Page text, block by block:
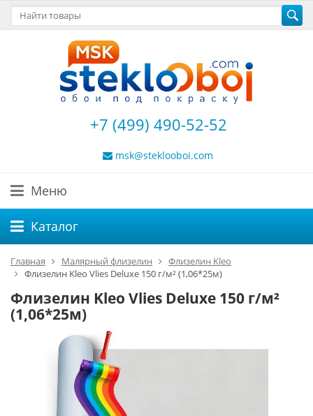
+7 (499) 490-52-52
msk@steklooboi.com
Меню
Каталог
Главная Малярный флизелин
Флизелин Kleo
Флизелин Kleo Vlies Deluxe 150 г/м² (1,06*25м)
Флизелин Kleo Vlies Deluxe 150 г/м²
(1,06*25м)